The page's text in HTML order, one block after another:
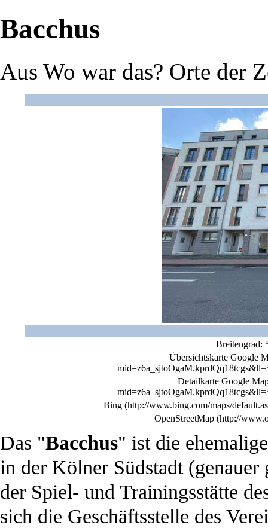
Bacchus
Aus Wo war das? Orte der
Breitengrad:
Übersichtskarte Google
Detailkarte Google
Bing
OpenStreetMap
Das "Bacchus" ist die
in der Kölner Südstadt
der Spiel- und Trainingsstätte
sich die Geschäftsstelle des